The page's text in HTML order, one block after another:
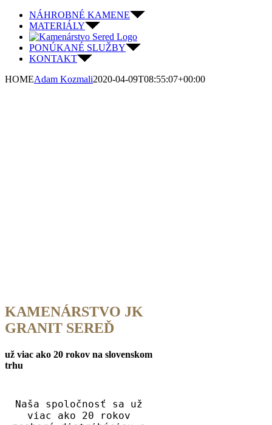
Skip
content
NÁHROBNÉ KAMENE
MATERIÁLY
PONÚKANÉ SLUŽBY
KONTAKT
HOMEAdam Kozmali2020-04-09T08:55:07+00:00
KAMENÁRSTVO JK
GRANIT SEREĎ
už viac ako 20 rokov na slovenskom
trhu
Naša spoločnosť sa už
viac ako 20 rokov